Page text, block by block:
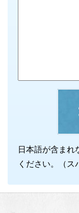
日本語が含まれ
ください。（ス